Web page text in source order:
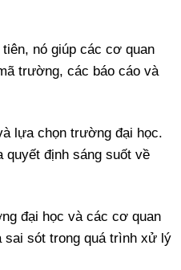
nó giúp các cơ quan
trường, các báo cáo và
lựa chọn trường đại học.
định sáng suốt về
đại học và các cơ quan
sai sót trong quá trình xử lý